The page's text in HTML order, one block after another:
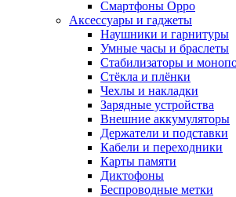
Смартфоны Oppo
Аксессуары и гаджеты
Наушники и гарнитуры
Умные часы и браслеты
Стабилизаторы и
Стёкла и плёнки
Чехлы и накладки
Зарядные устройства
Внешние аккумуляторы
Держатели и подставки
Кабели и переходники
Карты памяти
Диктофоны
Беспроводные метки